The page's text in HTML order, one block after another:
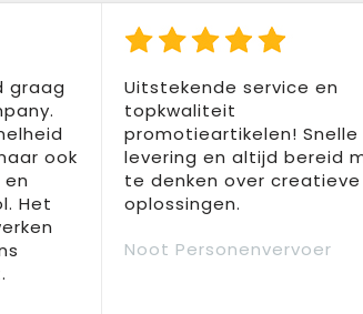
graag
ook
Het
Uitstekende service en
topkwaliteit
promotieartikelen! Snelle
levering en altijd bereid
te denken over creatieve
oplossingen.
Noot Personenvervoer